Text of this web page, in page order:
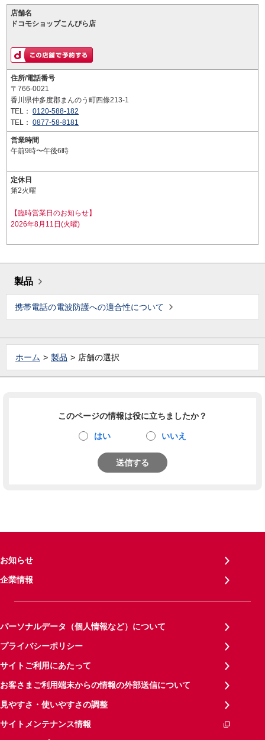
店舗名
ドコモショップこんぴら店
住所/電話番号
〒766-0021
香川県仲多度郡まんのう町四條213-1
TEL： 0120-588-182
TEL： 0877-58-8181
営業時間
午前9時〜午後6時
定休日
第2火曜
【臨時営業日のお知らせ】
2026年8月11日(火曜)
製品
携帯電話の電波防護への適合性について
ホーム 製品 店舗の選択
このページの情報は役に立ちましたか？
はい いいえ
送信する
お知らせ
企業情報
パーソナルデータ（個人情報など）について
プライバシーポリシー
サイトご利用にあたって
お客さまご利用端末からの情報の外部送信について
見やすさ・使いやすさの調整
サイトメンテナンス情報